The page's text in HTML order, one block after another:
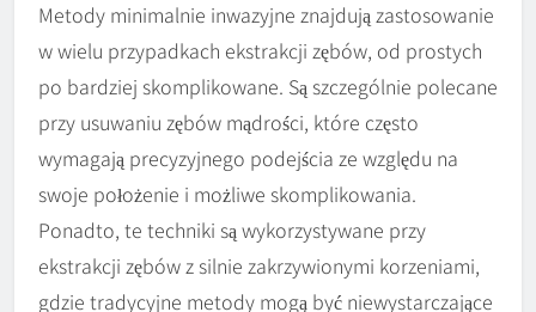
Metody minimalnie inwazyjne znajdują zastosowanie
w wielu przypadkach ekstrakcji zębów, od prostych
po bardziej skomplikowane. Są szczególnie polecane
przy usuwaniu zębów mądrości, które często
wymagają precyzyjnego podejścia ze względu na
swoje położenie i możliwe skomplikowania.
Ponadto, te techniki są wykorzystywane przy
ekstrakcji zębów z silnie zakrzywionymi korzeniami,
gdzie tradycyjne metody mogą być niewystarczające